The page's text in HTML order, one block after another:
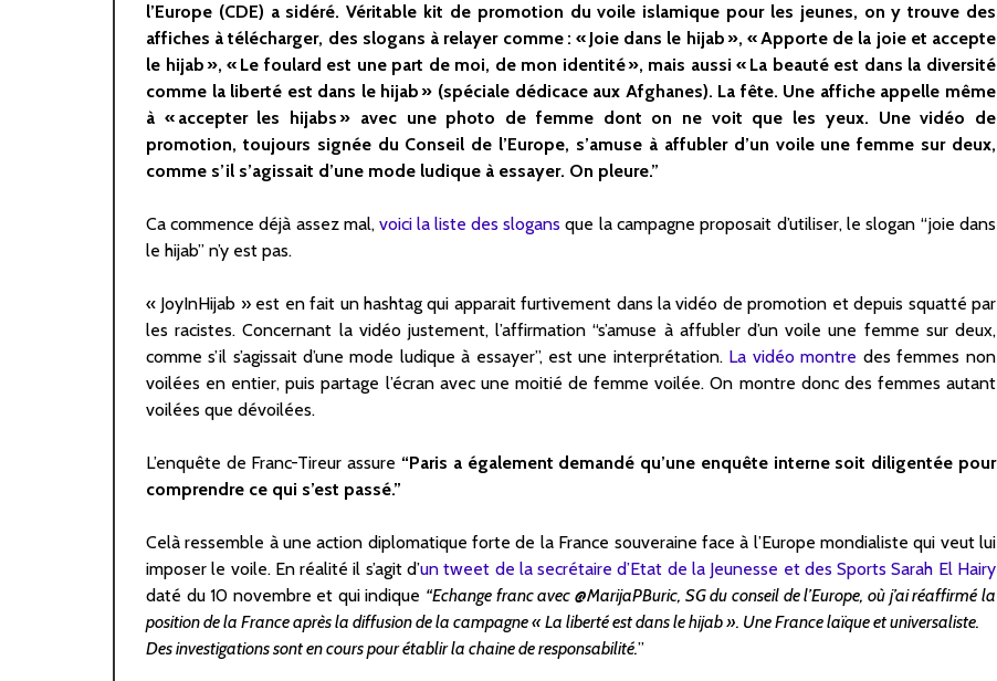
l’Europe (CDE) a sidéré. Véritable kit de promotion du voile islamique pour les jeunes, on y trouve des
affiches à télécharger, des slogans à relayer comme : « Joie dans le hijab », « Apporte de la joie et accepte
le hijab », « Le foulard est une part de moi, de mon identité », mais aussi « La beauté est dans la diversité
comme la liberté est dans le hijab » (spéciale dédicace aux Afghanes). La fête. Une affiche appelle même
à « accepter les hijabs » avec une photo de femme dont on ne voit que les yeux. Une vidéo de
promotion, toujours signée du Conseil de l’Europe, s’amuse à affubler d’un voile une femme sur deux,
comme s’il s’agissait d’une mode ludique à essayer. On pleure.”
Ca commence déjà assez mal, voici la liste des slogans que la campagne proposait d’utiliser, le slogan “joie dans
le hijab” n’y est pas.
« JoyInHijab » est en fait un hashtag qui apparait furtivement dans la vidéo de promotion et depuis squatté par
les racistes. Concernant la vidéo justement, l’affirmation “s’amuse à affubler d’un voile une femme sur deux,
comme s’il s’agissait d’une mode ludique à essayer”, est une interprétation. La vidéo montre des femmes non
voilées en entier, puis partage l’écran avec une moitié de femme voilée. On montre donc des femmes autant
voilées que dévoilées.
L’enquête de Franc-Tireur assure “Paris a également demandé qu’une enquête interne soit diligentée pour
comprendre ce qui s’est passé.”
Celà ressemble à une action diplomatique forte de la France souveraine face à l’Europe mondialiste qui veut lui
imposer le voile. En réalité il s’agit d’un tweet de la secrétaire d’Etat de la Jeunesse et des Sports Sarah El Hairy
daté du 10 novembre et qui indique “Echange franc avec @MarijaPBuric, SG du conseil de l’Europe, où j’ai réaffirmé la
position de la France après la diffusion de la campagne « La liberté est dans le hijab ». Une France laïque et universaliste.
Des investigations sont en cours pour établir la chaine de responsabilité.”